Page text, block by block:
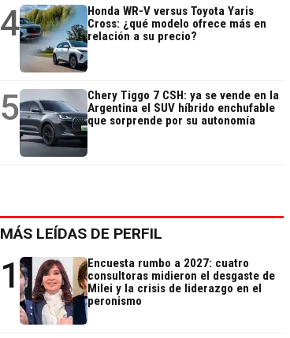
4
Honda WR-V versus Toyota Yaris
Cross: ¿qué modelo ofrece más en
relación a su precio?
5
Chery Tiggo 7 CSH: ya se vende en la
Argentina el SUV híbrido enchufable
que sorprende por su autonomía
MÁS LEÍDAS DE PERFIL
1
Encuesta rumbo a 2027: cuatro
consultoras midieron el desgaste de
Milei y la crisis de liderazgo en el
peronismo